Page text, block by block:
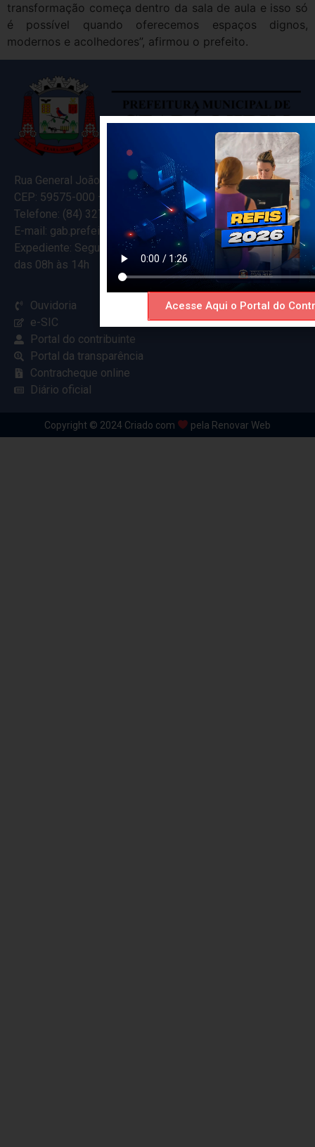
transformação começa dentro da sala de aula e isso só
é possível quando oferecemos espaços dignos,
modernos e acolhedores”, afirmou o prefeito.
Rua General João Varela, 635
CEP: 59575-000 – Ceará-Mirim – RN
Telefone: (84) 3274-5916
E-mail: gab.prefeitocearamirim@gmail.com
Expediente: Segunda à Sexta
das 08h às 14h
Ouvidoria
e-SIC
Portal do contribuinte
Portal da transparência
Contracheque online
Diário oficial
Copyright © 2024 Criado com pela Renovar Web
Acesse Aqui o Portal do